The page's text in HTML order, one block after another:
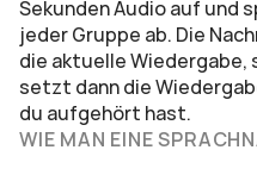
Sekunden Audio auf und
jeder Gruppe ab. Die
die aktuelle Wiedergabe,
setzt dann die
du aufgehört hast.
WIE MAN EINE